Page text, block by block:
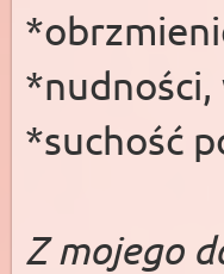
*suchość
Z mojego